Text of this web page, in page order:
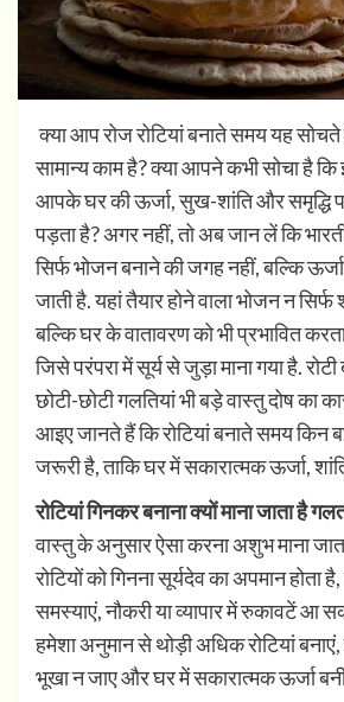
क्या आप रोज रोटियां बनाते समय यह
सामान्य काम है? क्या आपने कभी सोचा है कि
आपके घर की ऊर्जा, सुख-शांति और समृद्धि
पड़ता है? अगर नहीं, तो अब जान लें कि
सिर्फ भोजन बनाने की जगह नहीं, बल्कि
जाती है. यहां तैयार होने वाला भोजन न सिर्फ
बल्कि घर के वातावरण को भी प्रभावित
जिसे परंपरा में सूर्य से जुड़ा माना गया है.
छोटी-छोटी गलतियां भी बड़े वास्तु दोष का
आइए जानते हैं कि रोटियां बनाते समय किन
जरूरी है, ताकि घर में सकारात्मक ऊर्जा,
रोटियां गिनकर बनाना क्यों माना जाता है
वास्तु के अनुसार ऐसा करना अशुभ माना
रोटियों को गिनना सूर्यदेव का अपमान होता
समस्याएं, नौकरी या व्यापार में रुकावटें आ
हमेशा अनुमान से थोड़ी अधिक रोटियां
भूखा न जाए और घर में सकारात्मक ऊर्जा